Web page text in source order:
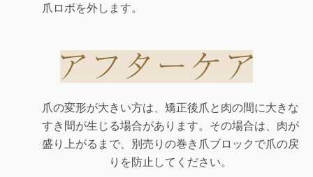
爪ロボを外します。
爪の変形が大きい方は、矯正後爪と肉の間に大きな
すき間が生じる場合があります。その場合は、肉が
盛り上がるまで、別売りの巻き爪ブロックで爪の戻
りを防止してください。